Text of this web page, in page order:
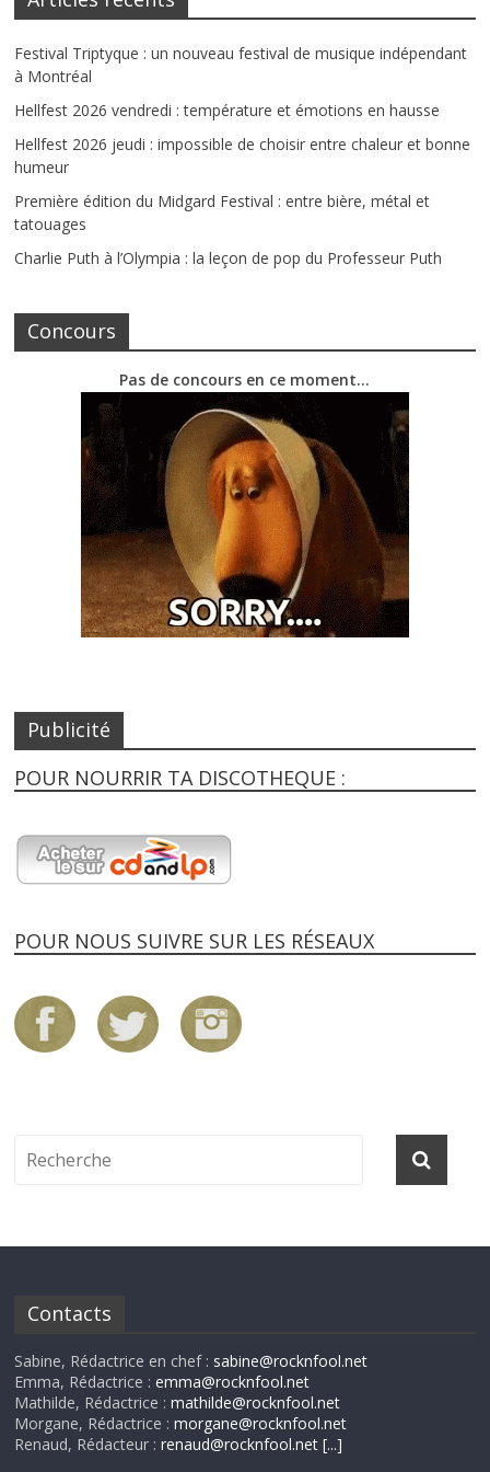
Festival Triptyque : un nouveau festival de musique indépendant
à Montréal
Hellfest 2026 vendredi : température et émotions en hausse
Hellfest 2026 jeudi : impossible de choisir entre chaleur et bonne
humeur
Première édition du Midgard Festival : entre bière, métal et
tatouages
Charlie Puth à l’Olympia : la leçon de pop du Professeur Puth
Concours
Pas de concours en ce moment…
Publicité
POUR NOURRIR TA DISCOTHEQUE :
POUR NOUS SUIVRE SUR LES RÉSEAUX
Contacts
Sabine, Rédactrice en chef : sabine@rocknfool.net
Emma, Rédactrice :emma@rocknfool.net
Mathilde, Rédactrice :mathilde@rocknfool.net
Morgane, Rédactrice :morgane@rocknfool.net
Renaud, Rédacteur :renaud@rocknfool.net [...]